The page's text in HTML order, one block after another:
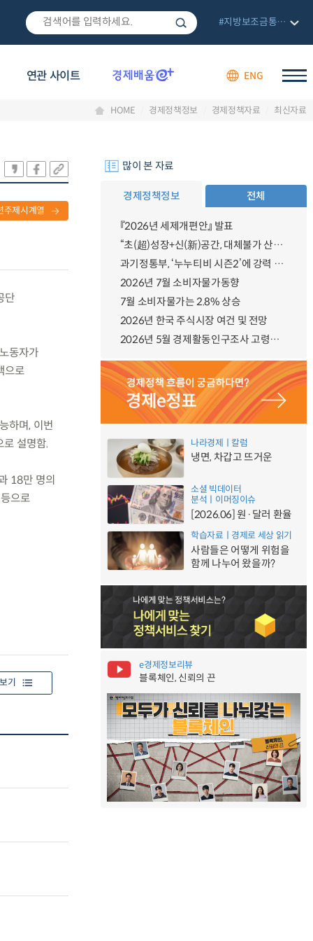
연관 사이트 ENG
#지방보조금통합관리망
HOME 경제정책정보 경제정책자료 최신자료
주제시계열
단
동자가
으로
하며, 이번
설명함.
18만 명의
으로
기
많이 본 자료
경제정책정보 전체
『2026년 세제개편안』 발표
“초(超)성장+신(新)공간, 대체불가 산업강국”
과기정통부, ‘누누티비 시즌2’에 강력 대응 의지 밝혀
2026년 7월 소비자물가동향
7월 소비자물가는 2.8% 상승
2026년 한국 주식시장 여건 및 전망
2026년 5월 경제활동인구조사 고령층 부가조사 결과
나라경제ㅣ칼럼
냉면, 차갑고 뜨거운
소셜 빅데이터
분석ㅣ이머징이슈
[2026.06] 원·달러 환율
학습자료ㅣ경제로 세상 읽기
사람들은 어떻게 위험을
함께 나누어 왔을까?
e경제정보리뷰
블록체인, 신뢰의 끈